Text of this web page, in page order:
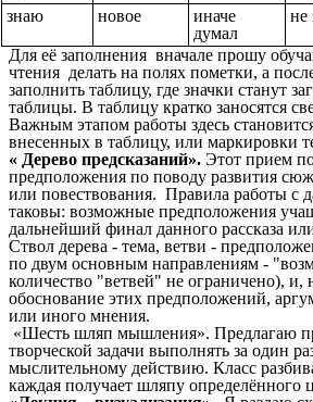
знаю
новое
иначе
думал
не
Для её заполнения вначале прошу
чтения делать на полях пометки, а
заполнить таблицу, где значки станут
таблицы. В таблицу кратко заносятся
Важным этапом работы здесь
внесенных в таблицу, или маркировки
« Дерево предсказаний». Этот прием
предположения по поводу развития
или повествования. Правила работы с
таковы: возможные предположения
дальнейший финал данного рассказа
Ствол дерева - тема, ветви -
по двум основным направлениям -
количество "ветвей" не ограничено), и,
обоснование этих предположений,
или иного мнения.
«Шесть шляп мышления». Предлагаю
творческой задачи выполнять за один
мыслительному действию. Класс
каждая получает шляпу определённого